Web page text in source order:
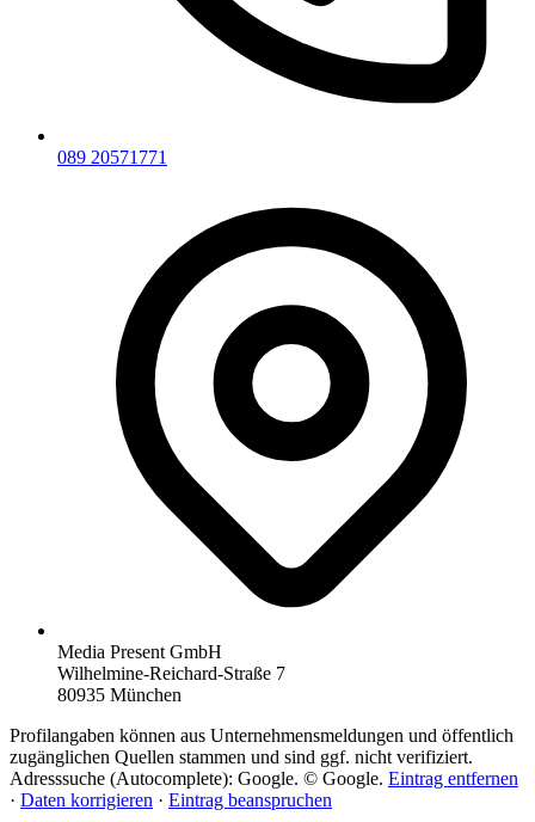
089 20571771
Media Present GmbH
Wilhelmine-Reichard-Straße 7
80935 München
Profilangaben können aus Unternehmensmeldungen und öffentlich
zugänglichen Quellen stammen und sind ggf. nicht verifiziert.
Adresssuche (Autocomplete): Google. © Google. Eintrag entfernen
· Daten korrigieren · Eintrag beanspruchen